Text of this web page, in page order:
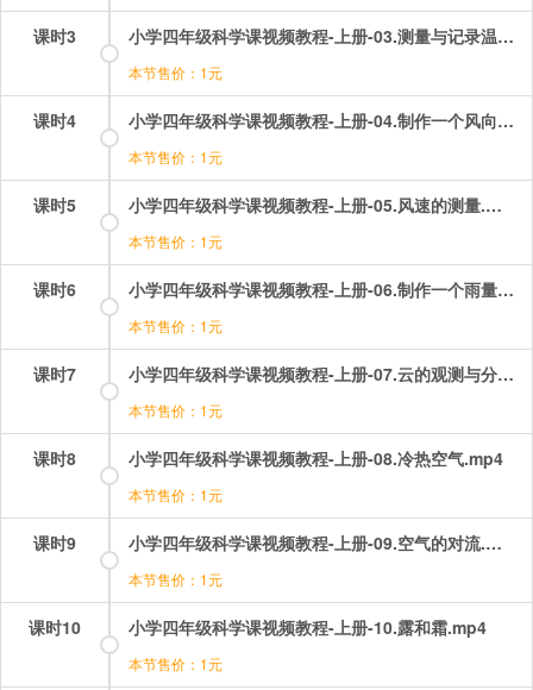
课时3 小学四年级科学课视频教程-上册-03.测量与记录温度.mp4
本节售价：1元
课时4 小学四年级科学课视频教程-上册-04.制作一个风向标.mp4
本节售价：1元
课时5 小学四年级科学课视频教程-上册-05.风速的测量.mp4
本节售价：1元
课时6 小学四年级科学课视频教程-上册-06.制作一个雨量器.mp4
本节售价：1元
课时7 小学四年级科学课视频教程-上册-07.云的观测与分类.mp4
本节售价：1元
课时8 小学四年级科学课视频教程-上册-08.冷热空气.mp4
本节售价：1元
课时9 小学四年级科学课视频教程-上册-09.空气的对流.mp4
本节售价：1元
课时10 小学四年级科学课视频教程-上册-10.露和霜.mp4
本节售价：1元